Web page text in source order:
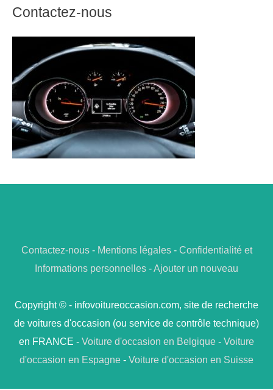
Contactez-nous
Contactez-nous- Mentions légales- Confidentialité et
Informations personnelles -Ajouter un nouveau
Copyright © - infovoitureoccasion.com, site de recherche
de voitures d'occasion (ou service de contrôle technique)
en FRANCE - Voiture d'occasion en Belgique - Voiture
d'occasion en Espagne - Voiture d'occasion en Suisse